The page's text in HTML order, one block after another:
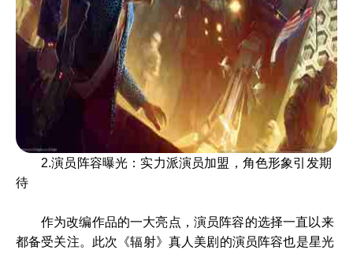
2.演员阵容曝光：实力派演员加盟，角色形象引发期
待
作为改编作品的一大亮点，演员阵容的选择一直以来
都备受关注。此次《辐射》真人美剧的演员阵容也是星光